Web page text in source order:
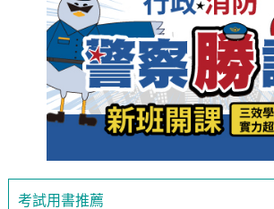
考試用書推薦